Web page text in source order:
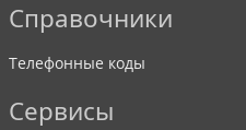
Справочники
Телефонные коды
Сервисы